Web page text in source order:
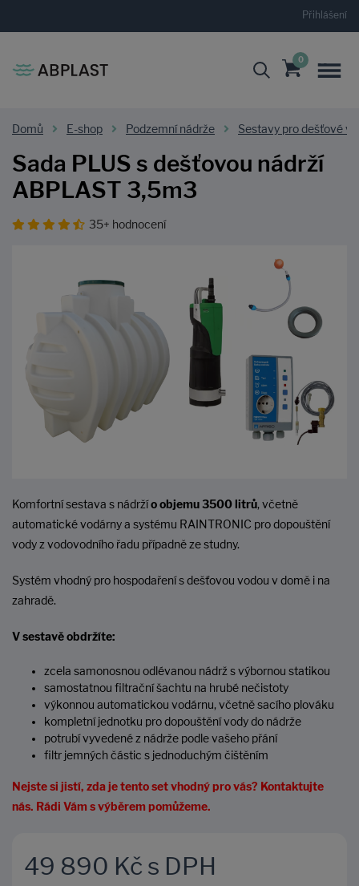
Přihlášení
0
Domů E-shop Podzemní nádrže Sestavy pro dešťové
Sada PLUS s dešťovou nádrží
ABPLAST 3,5m3
35+ hodnocení
Komfortní sestava s nádržío objemu 3500 litrů, včetně
automatické vodárny a systému RAINTRONIC pro dopouštění
vody z vodovodního řadu případně ze studny.
Systém vhodný pro hospodaření s dešťovou vodou v domě i na
zahradě.
V sestavě obdržíte:
zcela samonosnou odlévanou nádrž s výbornou statikou
samostatnou filtrační šachtu na hrubé nečistoty
výkonnou automatickou vodárnu, včetně sacího plováku
kompletní jednotku pro dopouštění vody do nádrže
potrubí vyvedené z nádrže podle vašeho přání
filtr jemných částic s jednoduchým čištěním
Nejste si jistí, zda je tento set vhodný pro vás? Kontaktujte
nás. Rádi Vám s výběrem pomůžeme.
49 890 Kč s DPH